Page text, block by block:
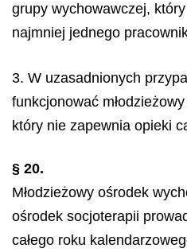
grupy wychowawczej,
najmniej jednego
3. W uzasadnionych
funkcjonować
który nie zapewnia opieki
§ 20.
Młodzieżowy ośrodek
ośrodek socjoterapii
całego roku